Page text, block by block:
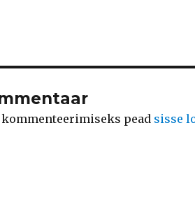
kommenteerimiseks pead sisse